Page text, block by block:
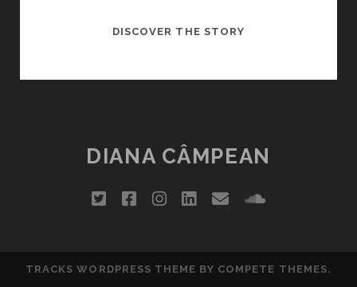
DISCOVER THE STORYO
DIANA CÂMPEAN
twitterfacebookinstagram
linkedin
emailsoundcloud
TRACKS WORDPRESS THEME BY COMPETE THEMES.